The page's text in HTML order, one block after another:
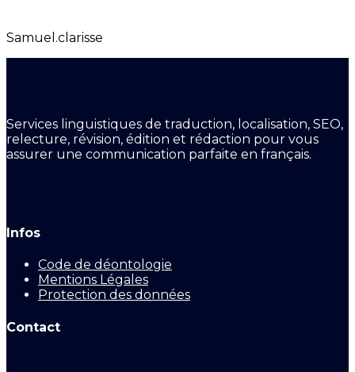
Samuel.clarisse
Services linguistiques de traduction, localisation, SEO,
relecture, révision, édition et rédaction pour vous
assurer une communication parfaite en français.
Infos
Code de déontologie
Mentions Légales
Protection des données
Contact